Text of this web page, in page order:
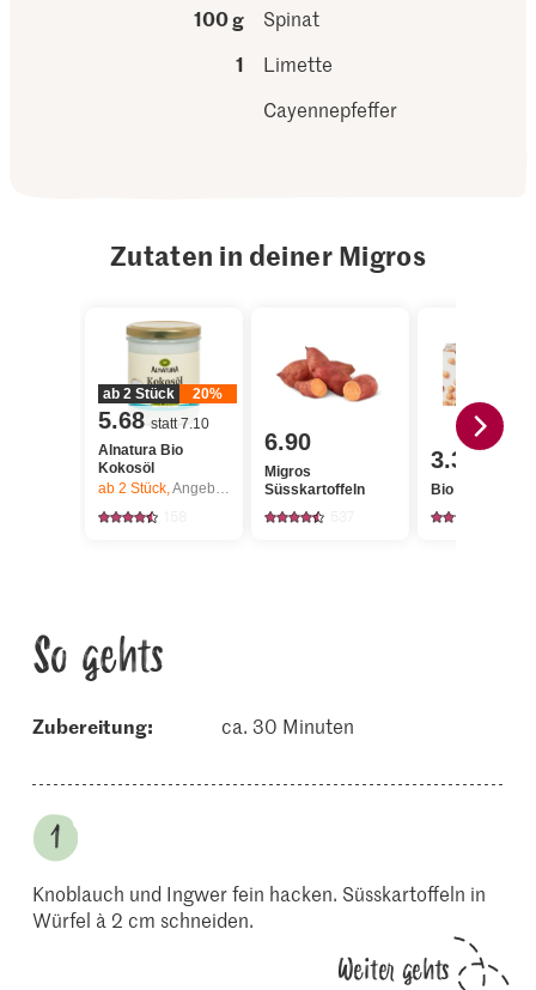
100 g
Spinat
1
Limette
Cayennepfeffer
Zutaten in deiner Migros
ab 2 Stück 20%
5.68 statt 7.10
Alnatura Bio
Kokosöl
ab 2 Stück,Angebot gilt nur vom 6.8. bis 12.8.2026, solange Vorrat.
6.90
Migros
Süsskartoffeln
3.30
Bio
So gehts
Zubereitung: ca. 30 Minuten
Knoblauch und Ingwer fein hacken. Süsskartoffeln in
Würfel à 2 cm schneiden.
Weiter gehts